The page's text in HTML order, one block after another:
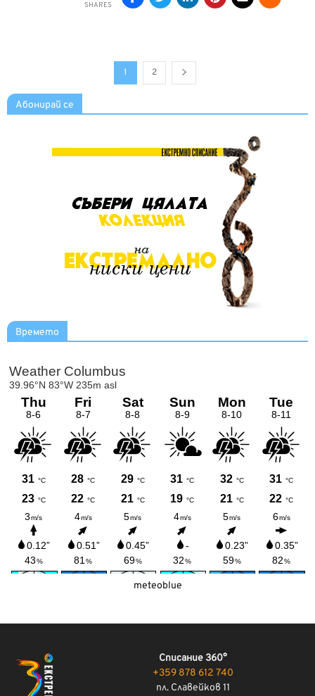
SHARES
1 2
Абонирай се
Времето
meteoblue
Списание 360°
+359 878 612 740
пл. Славейков 11